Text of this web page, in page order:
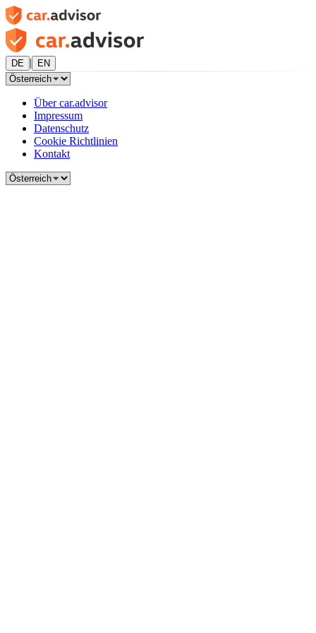
DE | EN
Über car.advisor
Impressum
Datenschutz
Cookie Richtlinien
Kontakt